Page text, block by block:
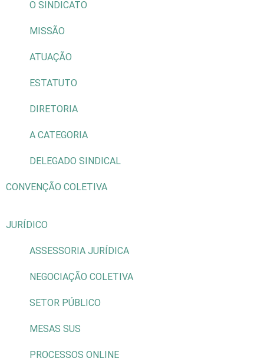
O SINDICATO
MISSÃO
ATUAÇÃO
ESTATUTO
DIRETORIA
A CATEGORIA
DELEGADO SINDICAL
CONVENÇÃO COLETIVA
JURÍDICO
ASSESSORIA JURÍDICA
NEGOCIAÇÃO COLETIVA
SETOR PÚBLICO
MESAS SUS
PROCESSOS ONLINE